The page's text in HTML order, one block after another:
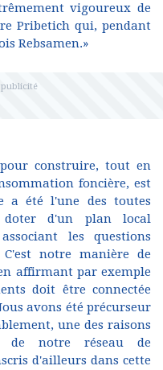
vigoureux de
Pribetich qui, pendant
Rebsamen.»
construire, tout en
foncière, est
a été l'une des toutes
d'un plan local
les questions
notre manière de
affirmant par exemple
doit être connectée
avons été précurseur
une des raisons
de notre réseau de
d'ailleurs dans cette